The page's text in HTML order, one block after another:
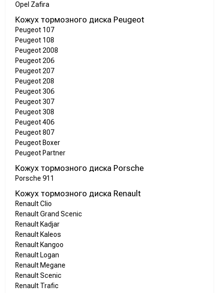
Opel Zafira
Кожух тормозного диска Peugeot
Peugeot 107
Peugeot 108
Peugeot 2008
Peugeot 206
Peugeot 207
Peugeot 208
Peugeot 306
Peugeot 307
Peugeot 308
Peugeot 406
Peugeot 807
Peugeot Boxer
Peugeot Partner
Кожух тормозного диска Porsche
Porsche 911
Кожух тормозного диска Renault
Renault Clio
Renault Grand Scenic
Renault Kadjar
Renault Kaleos
Renault Kangoo
Renault Logan
Renault Megane
Renault Scenic
Renault Trafic